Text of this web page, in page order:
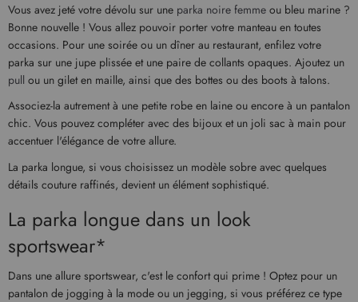
Vous avez jeté votre dévolu sur une parka noire femme ou bleu marine ?
Bonne nouvelle ! Vous allez pouvoir porter votre manteau en toutes
occasions. Pour une soirée ou un dîner au restaurant, enfilez votre
parka sur une jupe plissée et une paire de collants opaques. Ajoutez un
pull ou un gilet en maille, ainsi que des bottes ou des boots à talons.
Associez-la autrement à une petite robe en laine ou encore à un pantalon
chic. Vous pouvez compléter avec des bijoux et un joli sac à main pour
accentuer l'élégance de votre allure.
La parka longue, si vous choisissez un modèle sobre avec quelques
détails couture raffinés, devient un élément sophistiqué.
La parka longue dans un look
sportswear*
Dans une allure sportswear, c'est le confort qui prime ! Optez pour un
pantalon de jogging à la mode ou un jegging, si vous préférez ce type